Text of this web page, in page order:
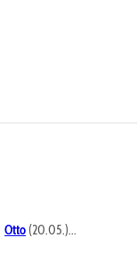
Otto (20.05.)...